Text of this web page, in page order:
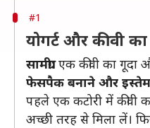
#1
योगर्ट और कीवी
सामग्री:एक कीवी का गूदा
फेसपैक बनाने और
पहले एक कटोरी में कीवी
अच्छी तरह से मिला लें।